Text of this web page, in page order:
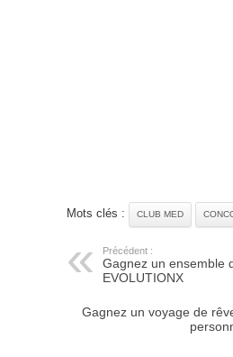
Mots clés : CLUB MED
Précédent :
Gagnez un ensemble
EVOLUTIONX
Gagnez un voyage de